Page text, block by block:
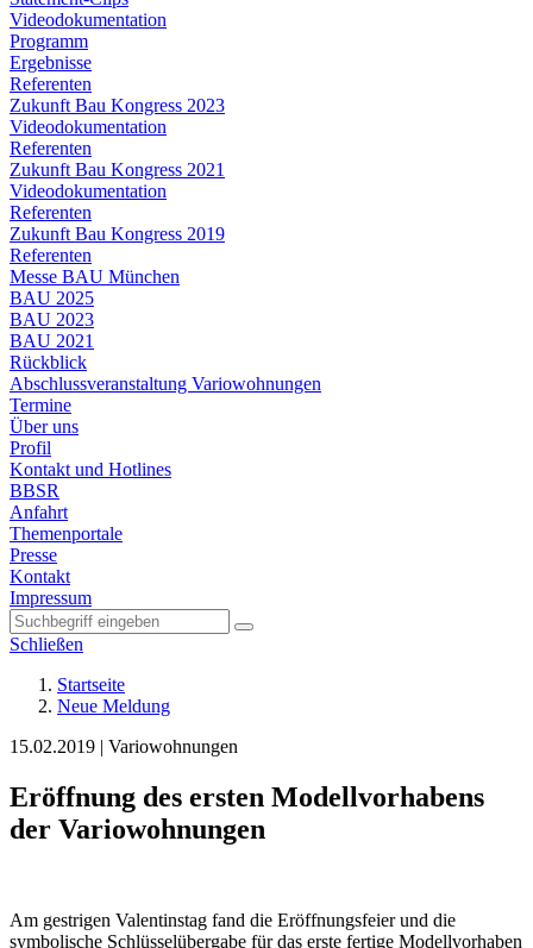
Videodokumentation
Programm
Ergebnisse
Referenten
Zukunft Bau Kongress 2023
Videodokumentation
Referenten
Zukunft Bau Kongress 2021
Videodokumentation
Referenten
Zukunft Bau Kongress 2019
Referenten
Messe BAU München
BAU 2025
BAU 2023
BAU 2021
Rückblick
Abschlussveranstaltung Variowohnungen
Termine
Über uns
Profil
Kontakt und Hotlines
BBSR
Anfahrt
Themenportale
Presse
Kontakt
Impressum
Schließen
Startseite
Neue Meldung
15.02.2019 | Variowohnungen
Eröffnung des ersten Modellvorhabens
der Variowohnungen
Am gestrigen Valentinstag fand die Eröffnungsfeier und die
symbolische Schlüsselübergabe für das erste fertige Modellvorhaben